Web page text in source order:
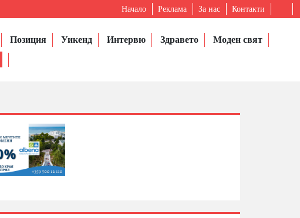
Начало Реклама За нас Контакти
Позиция Уикенд Интервю Здравето
Моден свят